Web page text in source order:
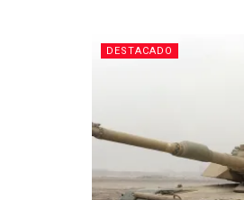
DESTACADO